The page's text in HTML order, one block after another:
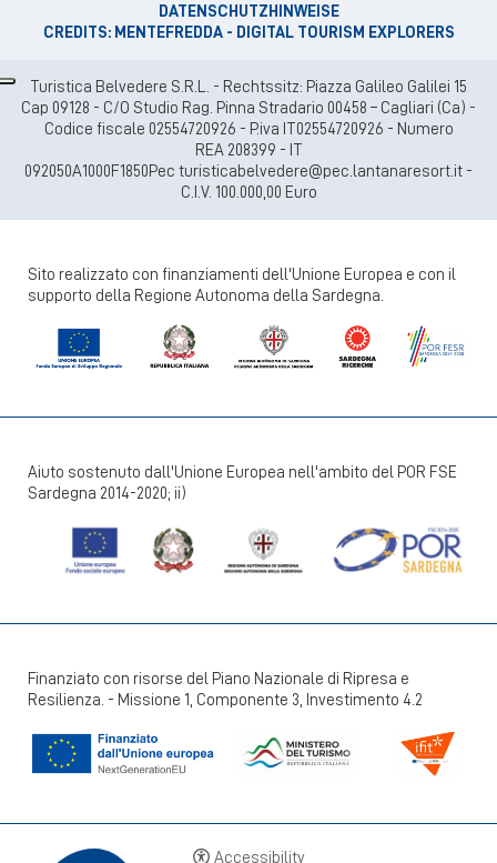
DATENSCHUTZHINWEISE
CREDITS: MENTEFREDDA - DIGITAL TOURISM EXPLORERS
Turistica Belvedere S.R.L. - Rechtssitz: Piazza Galileo Galilei 15
Cap 09128 - C/O Studio Rag. Pinna Stradario 00458 – Cagliari (Ca) -
Codice fiscale 02554720926 - P.iva IT02554720926 - Numero
REA 208399 - IT
092050A1000F1850Pec turisticabelvedere@pec.lantanaresort.it -
C.I.V. 100.000,00 Euro
Sito realizzato con finanziamenti dell'Unione Europea e con il
supporto della Regione Autonoma della Sardegna.
Aiuto sostenuto dall'Unione Europea nell'ambito del POR FSE
Sardegna 2014-2020; ii)
Finanziato con risorse del Piano Nazionale di Ripresa e
Resilienza. - Missione 1, Componente 3, Investimento 4.2
Accessibility